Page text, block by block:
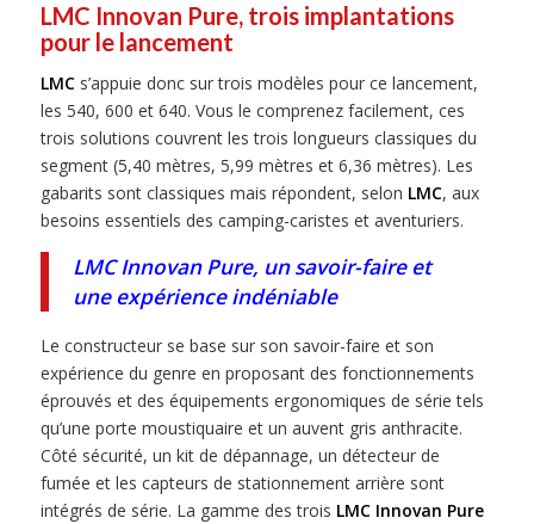
LMC Innovan Pure, trois implantations
pour le lancement
LMCs’appuie donc sur trois modèles pour ce lancement,
les 540, 600 et 640. Vous le comprenez facilement, ces
trois solutions couvrent les trois longueurs classiques du
segment (5,40 mètres, 5,99 mètres et 6,36 mètres). Les
gabarits sont classiques mais répondent, selon LMC, aux
besoins essentiels des camping-caristes et aventuriers.
LMC Innovan Pure, un savoir-faire et
une expérience indéniable
Le constructeur se base sur son savoir-faire et son
expérience du genre en proposant des fonctionnements
éprouvés et des équipements ergonomiques de série tels
qu’une porte moustiquaire et un auvent gris anthracite.
Côté sécurité, un kit de dépannage, un détecteur de
fumée et les capteurs de stationnement arrière sont
intégrés de série. La gamme des trois LMC Innovan Pure